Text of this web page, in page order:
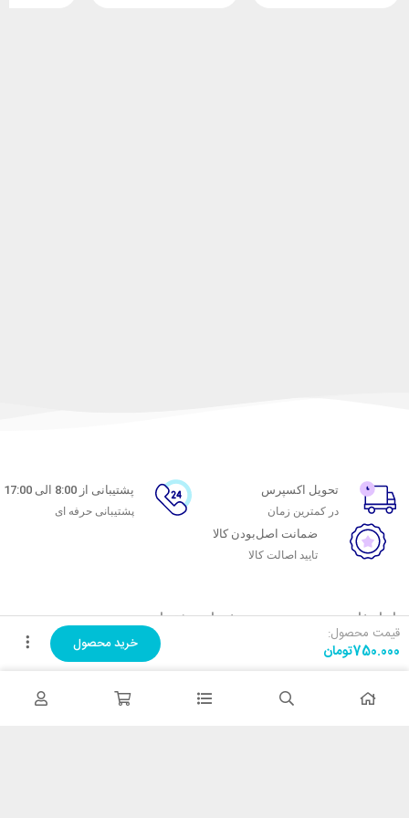
قیمت محصول:
تومان750.000 خرید محصول
تحویل اکسپرس
در کمترین زمان
پشتیبانی از 8:00 الی 17:00
پشتیبانی حرفه ای
ضمانت اصل‌بودن کالا
تایید اصالت کالا
با ماه خانوم
اتاق خبر ماه خانوم
همکاری با سازمان‌ها
خدمات مشتریان
پاسخ به پرسش‌های متداول
شرایط استفاده